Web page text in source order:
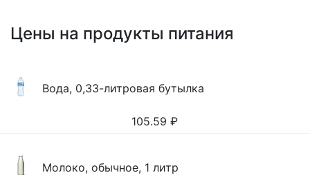
Цены на продукты питания
Вода, 0,33-литровая бутылка
105.59 ₽
Молоко, обычное, 1 литр